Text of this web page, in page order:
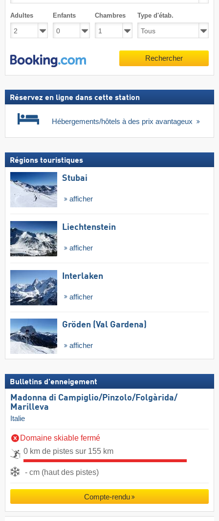
Adultes Enfants Chambres Type d'étab.
Rechercher
Réservez en ligne dans cette station
Hébergements/hôtels à des prix avantageux
Régions touristiques
Stubai
afficher
Liechtenstein
afficher
Interlaken
afficher
Gröden (Val Gardena)
afficher
Bulletins d'enneigement
Madonna di Campiglio/​Pinzolo/​Folgàrida/​
Marilleva
Italie
Domaine skiable fermé
0 km de pistes sur 155 km
- cm (haut des pistes)
Compte-rendu